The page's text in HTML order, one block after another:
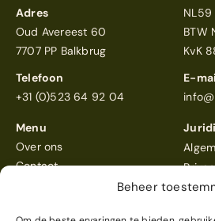
Beheer
Adres
Oud Avereest 60
7707 PP Balkbrug
BTW
KvK
Telefoon
+31 (0)523 64 92 04
E-
Menu
Over ons
Contact